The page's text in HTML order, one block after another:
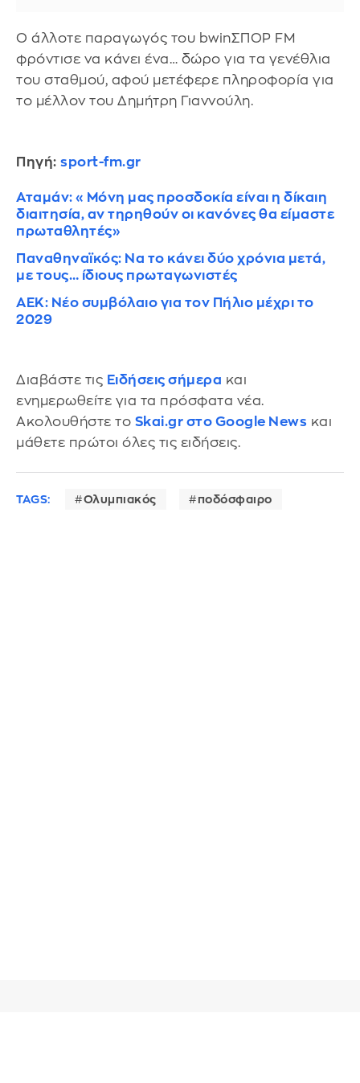
Ο άλλοτε παραγωγός του bwinΣΠΟΡ FM
φρόντισε να κάνει ένα… δώρο για τα γενέθλια
του σταθμού, αφού μετέφερε πληροφορία για
το μέλλον του Δημήτρη Γιαννούλη.
Πηγή: sport-fm.gr
Αταμάν: «Μόνη μας προσδοκία είναι η δίκαιη
διαιτησία, αν τηρηθούν οι κανόνες θα είμαστε
πρωταθλητές»
Παναθηναϊκός: Να το κάνει δύο χρόνια μετά,
με τους… ίδιους πρωταγωνιστές
ΑΕΚ: Νέο συμβόλαιο για τον Πήλιο μέχρι το
2029
Διαβάστε τις Ειδήσεις σήμερα και
ενημερωθείτε για τα πρόσφατα νέα.
Ακολουθήστε το Skai.gr στο Google News και
μάθετε πρώτοι όλες τις ειδήσεις.
TAGS: Ολυμπιακός ποδόσφαιρο